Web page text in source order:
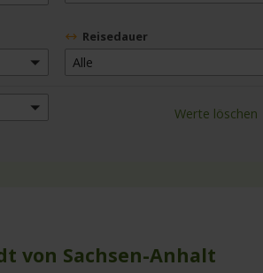
Reisedauer
Alle
Werte löschen
von Sachsen-Anhalt